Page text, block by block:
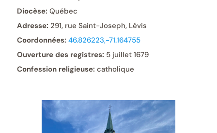
Diocèse: Québec
Adresse: 291, rue Saint-Joseph, Lévis
Coordonnées: 46.826223,-71.164755
Ouverture des registres: 5 juillet 1679
Confession religieuse: catholique